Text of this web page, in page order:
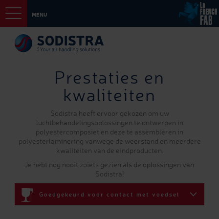
MENU
Prestaties en
kwaliteiten
Sodistra heeft ervoor gekozen om uw
luchtbehandelingsoplossingen te ontwerpen in
polyestercomposiet en deze te assembleren in
polyesterlaminering vanwege de weerstand en meerdere
kwaliteiten van de eindproducten.
Je hebt nog nooit zoiets gezien als de oplossingen van
Sodistra!
Goedgekeurd voor contact met voedsel